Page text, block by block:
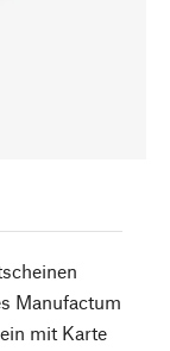
Manufactum
mit Karte